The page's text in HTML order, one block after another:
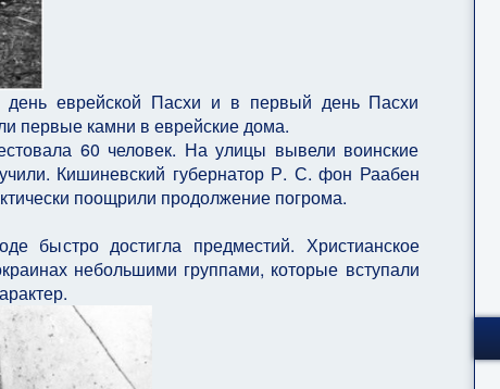
еврейской Пасхи и в первый день Пасхи
первые камни в еврейские дома.
60 человек. На улицы вывели воинские
Кишиневский губернатор Р. С. фон Раабен
поощрили продолжение погрома.
быстро достигла предместий. Христианское
небольшими группами, которые вступали